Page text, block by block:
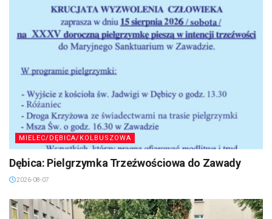
MIELEC/DĘBICA/KOLBUSZOWA
Dębica: Pielgrzymka Trzeźwościowa do Zawady
2026-08-07